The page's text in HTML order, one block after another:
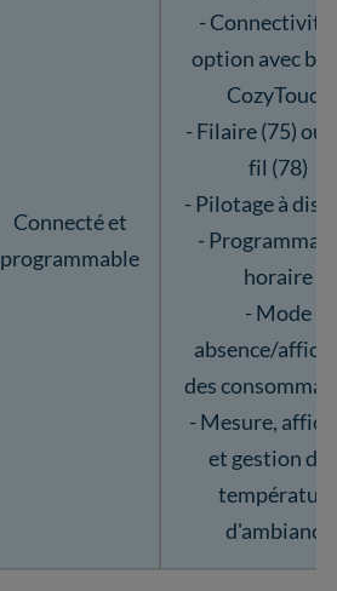
Connecté et
programmable
- Connectivité
option avec
CozyTouch
- Filaire (75) ou
fil (78)
- Pilotage à
-
horaire
- Mode
absence/
des
- Mesure,
et gestion de
température
d'ambiance